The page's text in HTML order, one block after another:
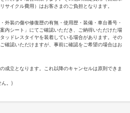
サイクル費用）はお客さまのご負担となります。
外装の傷や修復歴の有無・使用歴・装備・車台番号・
内シート」にてご確認いただき、ご納得いただけた場
ッドレスタイヤを装着している場合があります。その
確認いただけますが、事前に確認をご希望の場合はお
成立となります。これ以降のキャンセルは原則できま
。)